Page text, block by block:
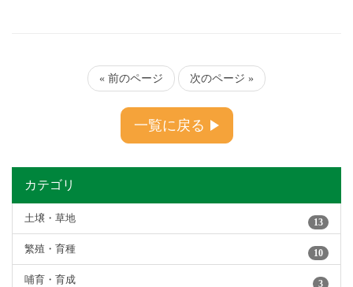
« 前のページ 次のページ »
一覧に戻る
カテゴリ
土壌・草地 13
繁殖・育種 10
哺育・育成 3